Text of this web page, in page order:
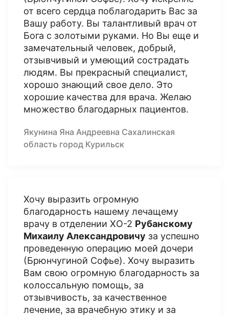
от всего сердца поблагодарить Вас за
Вашу работу. Вы талантливый врач от
Бога с золотыми руками. Но Вы еще и
замечательный человек, добрый,
отзывчивый и умеющий сострадать
людям. Вы прекрасный специалист,
хорошо знающий свое дело. Это
хорошие качества для врача. Желаю
множество благодарных пациентов.
Якунина Яна Андреевна Сахалинская
область город Курильск
Хочу выразить огромную
благодарность нашему лечащему
врачу в отделении ХО-2 Рубанскому
Михаилу Александровичу за успешно
проведенную операцию моей дочери
(Брюнчугиной Софье). Хочу выразить
Вам свою огромную благодарность за
колоссальную помощь, за
отзывчивость, за качественное
лечение, за врачебную этику и за